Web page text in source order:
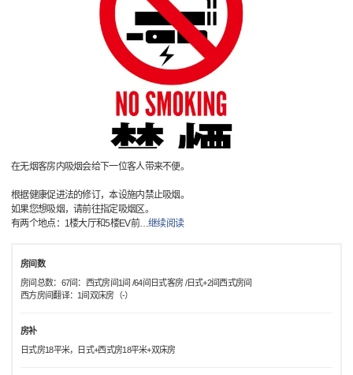
在无烟客房内吸烟会给下一位客人带来不便。
根据健康促进法的修订，本设施内禁止吸烟。
如果您想吸烟，请前往指定吸烟区。
有两个地点：1楼大厅和5楼EV前…继续阅读
房间数
房间总数：67间：西式房间1间 /64间日式客房 /日式+2间西式房间
西方房间翻译：1间双床房（-）
房补
日式房18平米，日式+西式房18平米+双床房